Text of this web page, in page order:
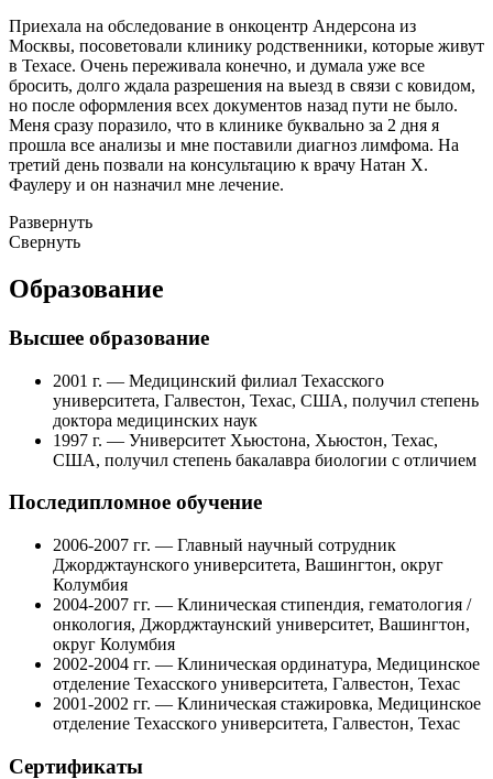
Приехала на обследование в онкоцентр Андерсона из
Москвы, посоветовали клинику родственники, которые живут
в Техасе. Очень переживала конечно, и думала уже все
бросить, долго ждала разрешения на выезд в связи с ковидом,
но после оформления всех документов назад пути не было.
Меня сразу поразило, что в клинике буквально за 2 дня я
прошла все анализы и мне поставили диагноз лимфома. На
третий день позвали на консультацию к врачу Натан Х.
Фаулеру и он назначил мне лечение.
Развернуть
Свернуть
Образование
Высшее образование
2001 г. — Медицинский филиал Техасского
университета, Галвестон, Техас, США, получил степень
доктора медицинских наук
1997 г. — Университет Хьюстона, Хьюстон, Техас,
США, получил степень бакалавра биологии с отличием
Последипломное обучение
2006-2007 гг. — Главный научный сотрудник
Джорджтаунского университета, Вашингтон, округ
Колумбия
2004-2007 гг. — Клиническая стипендия, гематология /
онкология, Джорджтаунский университет, Вашингтон,
округ Колумбия
2002-2004 гг. — Клиническая ординатура, Медицинское
отделение Техасского университета, Галвестон, Техас
2001-2002 гг. — Клиническая стажировка, Медицинское
отделение Техасского университета, Галвестон, Техас
Сертификаты